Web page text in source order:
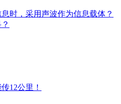
时，采用声波作为信息载体？
12公里！